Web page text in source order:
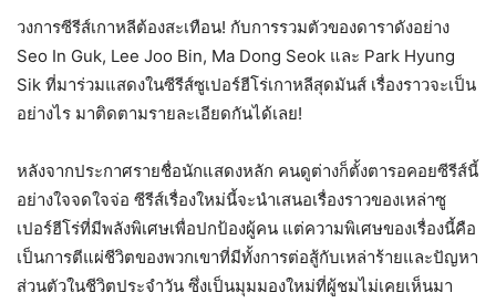
วงการซีรีส์เกาหลีต้องสะเทือน! กับการรวมตัวของดาราดังอย่าง
Seo In Guk, Lee Joo Bin, Ma Dong Seok และ Park Hyung
Sik ที่มาร่วมแสดงในซีรีส์ซูเปอร์ฮีโร่เกาหลีสุดมันส์ เรื่องราวจะเป็น
อย่างไร มาติดตามรายละเอียดกันได้เลย!
หลังจากประกาศรายชื่อนักแสดงหลัก คนดูต่างก็ตั้งตารอคอยซีรีส์นี้
อย่างใจจดใจจ่อ ซีรีส์เรื่องใหม่นี้จะนำเสนอเรื่องราวของเหล่าซู
เปอร์ฮีโร่ที่มีพลังพิเศษเพื่อปกป้องผู้คน แต่ความพิเศษของเรื่องนี้คือ
เป็นการตีแผ่ชีวิตของพวกเขาที่มีทั้งการต่อสู้กับเหล่าร้ายและปัญหา
ส่วนตัวในชีวิตประจำวัน ซึ่งเป็นมุมมองใหม่ที่ผู้ชมไม่เคยเห็นมา